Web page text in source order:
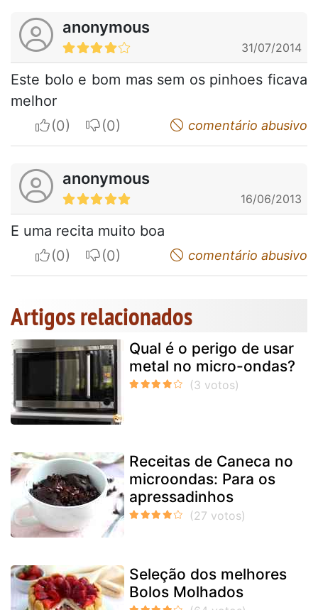
anonymous
31/07/2014
Este bolo e bom mas sem os pinhoes ficava
melhor
I apreciateI do not appreciatecomentário abusivo
anonymous
16/06/2013
E uma recita muito boa
I apreciateI do not appreciatecomentário abusivo
Artigos relacionados
Qual é o perigo de usar
metal no micro-ondas?
Receitas de Caneca no
microondas: Para os
apressadinhos
Seleção dos melhores
Bolos Molhados